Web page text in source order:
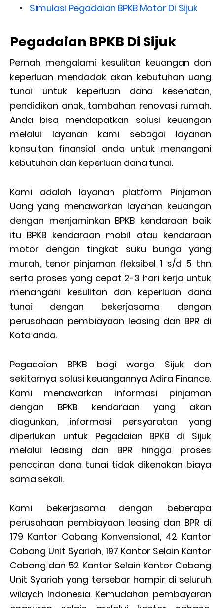
Simulasi Pegadaian BPKB Motor Di Sijuk
Pegadaian BPKB Di Sijuk
Pernah mengalami kesulitan keuangan dan
keperluan mendadak akan kebutuhan uang
tunai untuk keperluan dana kesehatan,
pendidikan anak, tambahan renovasi rumah.
Anda bisa mendapatkan solusi keuangan
melalui layanan kami sebagai layanan
konsultan finansial anda untuk menangani
kebutuhan dan keperluan dana tunai.
Kami adalah layanan platform Pinjaman
Uang yang menawarkan layanan keuangan
dengan menjaminkan BPKB kendaraan baik
itu BPKB kendaraan mobil atau kendaraan
motor dengan tingkat suku bunga yang
murah, tenor pinjaman fleksibel 1 s/d 5 thn
serta proses yang cepat 2-3 hari kerja untuk
menangani kesulitan dan keperluan dana
tunai dengan bekerjasama dengan
perusahaan pembiayaan leasing dan BPR di
Kota anda.
Pegadaian BPKB bagi warga Sijuk dan
sekitarnya solusi keuangannya Adira Finance.
Kami menawarkan informasi pinjaman
dengan BPKB kendaraan yang akan
diagunkan, informasi persyaratan yang
diperlukan untuk Pegadaian BPKB di Sijuk
melalui leasing dan BPR hingga proses
pencairan dana tunai tidak dikenakan biaya
sama sekali.
Kami bekerjasama dengan beberapa
perusahaan pembiayaan leasing dan BPR di
179 Kantor Cabang Konvensional, 42 Kantor
Cabang Unit Syariah, 197 Kantor Selain Kantor
Cabang dan 52 Kantor Selain Kantor Cabang
Unit Syariah yang tersebar hampir di seluruh
wilayah Indonesia. Kemudahan pembayaran